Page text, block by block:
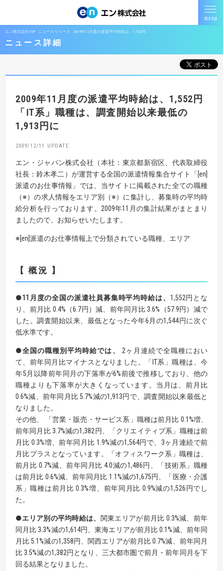
エン株式会社TOP ニュースリリース 2009年11月度の派遣平均時給は、1,552円
ニュース詳細
2009年11月度の派遣平均時給は、1,552円
「IT系」職種は、調査開始以来最低の
1,913円に
2009/12/11
エン・ジャパン株式会社（本社：東京都新宿区、代表取締役
社長：鈴木孝二）が運営する全国の派遣情報集合サイト「[en]
派遣のお仕事情報」では、当サイトに掲載された全ての職種
（※）の求人情報をエリア別（※）に集計し、募集時の平均時
給分析を行っております。2009年11月の集計結果がまとまり
ましたので、お知らせいたします。
※[en]派遣のお仕事情報上で分類されている職種、エリア
【 概況 】
●11月度の全国の派遣社員募集時平均時給は、 1,552円とな
り、前月比 0.4%（6.7円）減、前年同月比 3.6%（57.9円）減で
した。調査開始以来、最低となった今年6月の1,544円に次ぐ
低水準です。
●全国の職種別平均時給では、
2ヶ月連続で全職種におい
て、前年同月比マイナスとなりました。「IT系」職種は、今
年5月以降前年同月の下落率が6%前後で推移しており、他の
職種よりも下落率が大きくなっています。当月は、前月比
0.6%減、前年同月比 5.7%減の1,913円で、調査開始以来最低と
なりました。
その他、 「営業・販売・サービス系」職種は前月比 0.1%増、
前年同月比 3.7%減の1,382円、「クリエイティブ系」職種は前
月比 0.3%増、前年同月比 1.9%減の1,564円で、3ヶ月連続で前
月比プラスとなっています。「オフィスワーク系」職種は、
前月比 0.7%減、前年同月比 4.0減の1,486円、「技術系」職種
は前月比 0.6%減、前年同月比 1.1%減の1,675円、「医療・介護
系」職種は前月比 0.3%増、前年同月比 0.9%減の1,526円でし
た。
●エリア別の平均時給は、 関東エリアが前月比 0.3%減、前年
同月比 3.3%減の1,614円、東海エリアが前月比 0.1%減、前年同
月比 5.1%減の1,358円、関西エリアが前月比 0.7%減、前年同月
比 3.5%減の1,382円となり、三大都市圏で前月・前年同月を下
回る結果となりました。